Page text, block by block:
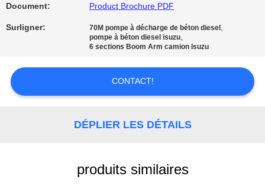
CONTRÔLE
DE
CONTACT
CITATION
Document: Product Brochure PDF
Surligner: 70M pompe à décharge de béton diesel ,
pompe à béton diesel isuzu,
6 sections Boom Arm camion Isuzu
CONTACT!
DÉPLIER LES DÉTAILS
produits similaires